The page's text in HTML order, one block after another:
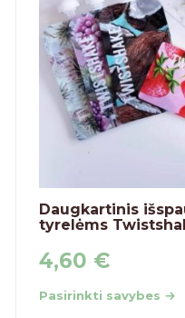
Daugkartinis
tyrelėms
4,60 €
Pasirinkti savybes